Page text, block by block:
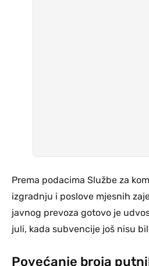
Prema podacima Službe za
izgradnju i poslove mjesnih
javnog prevoza gotovo je
juli, kada subvencije još nisu
Povećanje broja